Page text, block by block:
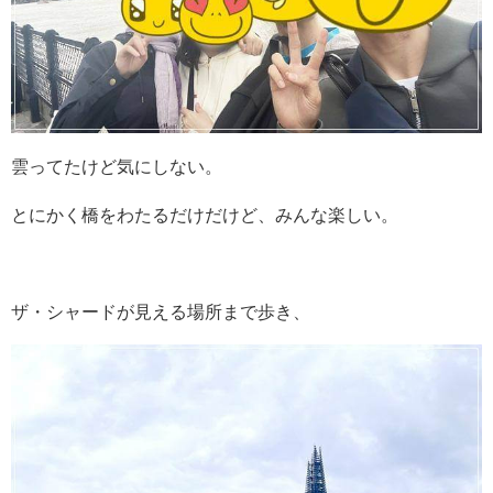
雲ってたけど気にしない。
とにかく橋をわたるだけだけど、みんな楽しい。
ザ・シャードが見える場所まで歩き、